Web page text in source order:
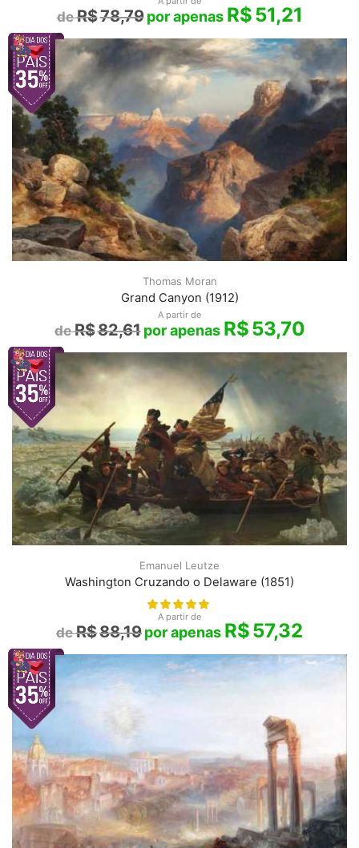
R$78,79 R$51,21
Thomas Moran
Grand Canyon (1912)
A partir de
R$82,61 R$53,70
Emanuel Leutze
Washington Cruzando o Delaware (1851)
A partir de
R$88,19 R$57,32